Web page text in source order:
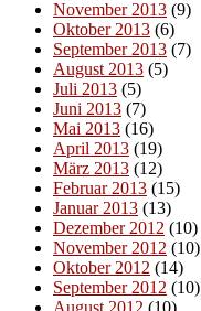
November 2013 (9)
Oktober 2013 (6)
September 2013 (7)
August 2013 (5)
Juli 2013 (5)
Juni 2013 (7)
Mai 2013 (16)
April 2013 (19)
März 2013 (12)
Februar 2013 (15)
Januar 2013 (13)
Dezember 2012 (10)
November 2012 (10)
Oktober 2012 (14)
September 2012 (10)
August 2012 (10)